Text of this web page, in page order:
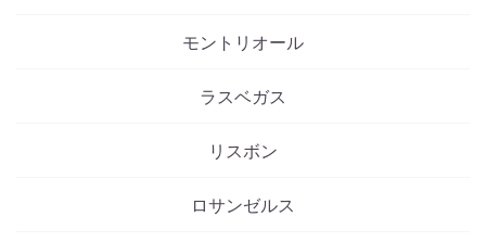
モントリオール
ラスベガス
リスボン
ロサンゼルス